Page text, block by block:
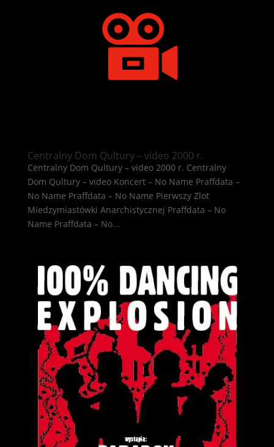
Centralny Dom Qultury – video 2000 r.
Centralny Dom Qultury – video 2000 r. Centralny
Dom Qultury – video Koncert – No Name Praffdata –
No Name Praffdata – No Name Pierwszy Zlot
Miedzymiastówki Anarchistycznej Praffdata – No
Name Praffdata – No...